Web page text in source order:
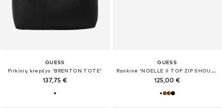
GUESS
Pirkinių krepšys 'BRENTON TOTE'
137,75 €
GUESS
Rankinė 'NOELLE II TOP ZIP SHOULDER BAG'
125,00 €